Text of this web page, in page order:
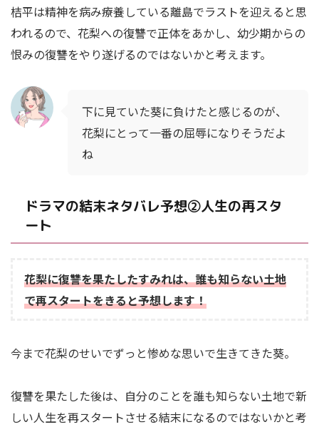
桔平は精神を病み療養している離島でラストを迎えると思
われるので、花梨への復讐で正体をあかし、幼少期からの
恨みの復讐をやり遂げるのではないかと考えます。
下に見ていた葵に負けたと感じるのが、
花梨にとって一番の屈辱になりそうだよ
ね
ドラマの結末ネタバレ予想②人生の再スタ
ート
花梨に復讐を果たしたすみれは、誰も知らない土地
で再スタートをきると予想します！
今まで花梨のせいでずっと惨めな思いで生きてきた葵。
復讐を果たした後は、自分のことを誰も知らない土地で新
しい人生を再スタートさせる結末になるのではないかと考